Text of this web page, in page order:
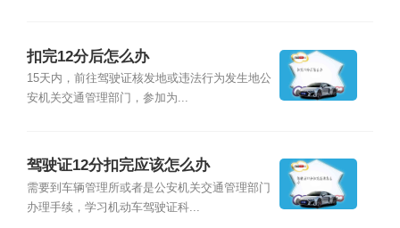
扣完12分后怎么办
15天内，前往驾驶证核发地或违法行为发生地公
安机关交通管理部门，参加为...
驾驶证12分扣完应该怎么办
需要到车辆管理所或者是公安机关交通管理部门
办理手续，学习机动车驾驶证科...